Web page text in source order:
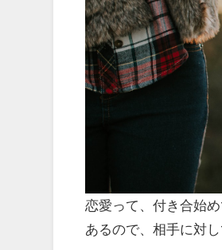
恋愛って、付き合始
あるので、相手に対